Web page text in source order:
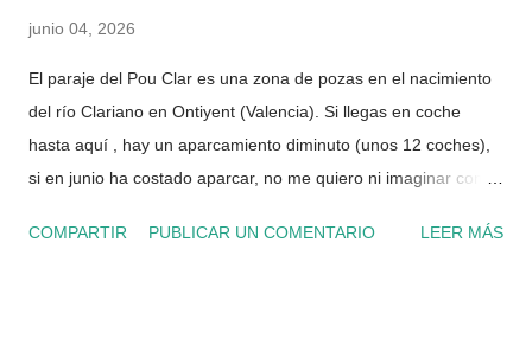
junio 04, 2026
El paraje del Pou Clar es una zona de pozas en el nacimiento
del río Clariano en Ontiyent (Valencia). Si llegas en coche
hasta aquí , hay un aparcamiento diminuto (unos 12 coches),
si en junio ha costado aparcar, no me quiero ni imaginar como
con coche en julio y agosto. En esos dos meses es obligatorio
COMPARTIR PUBLICAR UN COMENTARIO LEER MÁS